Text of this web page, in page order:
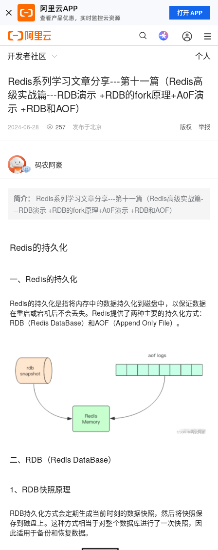
打开 APP
开发者社区 个人
Redis系列学习文章分享---第十一篇（Redis高
级实战篇---RDB演示 +RDB的fork原理+A0F演
示 +RDB和AOF）
2024-06-28 257 发布于北京 版权 举报
码农阿豪
简介：
Redis系列学习文章分享---第十一篇（Redis高级实战篇-
--RDB演示 +RDB的fork原理+A0F演示 +RDB和AOF）
Redis的持久化
一、Redis的持久化
Redis的持久化是指将内存中的数据持久化到磁盘中，以保证数据
在重启或宕机后不会丢失。Redis提供了两种主要的持久化方式：
RDB（Redis DataBase）和AOF（Append Only File）。
二、RDB（Redis DataBase）
1、RDB快照原理
RDB持久化方式会定期生成当前时刻的数据快照，然后将快照保
存到磁盘上。这种方式相当于对整个数据库进行了一次快照，因
此适用于备份和恢复数据。